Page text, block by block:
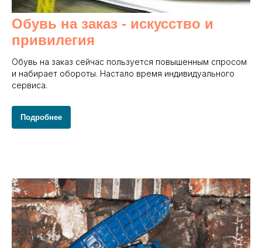
Обувь на заказ - искусство и
привилегия
Обувь на заказ сейчас пользуется повышенным спросом
и набирает обороты. Настало время индивидуального
сервиса.
Подробнее